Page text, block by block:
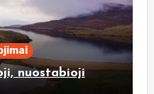
nuostabioji